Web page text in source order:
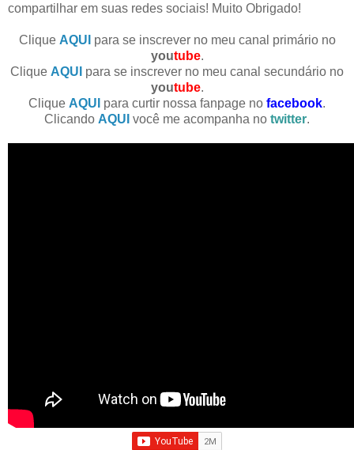
compartilhar em suas redes sociais! Muito Obrigado!
Clique AQUI para se inscrever no meu canal primário no
youtube.
Clique AQUI para se inscrever no meu canal secundário no
youtube.
Clique AQUI para curtir nossa fanpage no facebook.
Clicando AQUI você me acompanha no twitter.